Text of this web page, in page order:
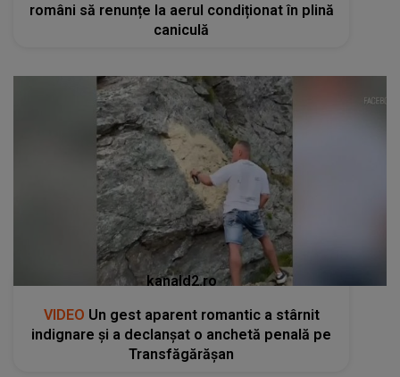
români să renunțe la aerul condiționat în plină
caniculă
kanald2.ro
VIDEO Un gest aparent romantic a stârnit
indignare și a declanșat o anchetă penală pe
Transfăgărășan